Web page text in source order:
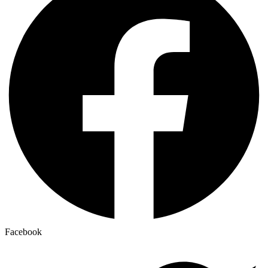
Facebook